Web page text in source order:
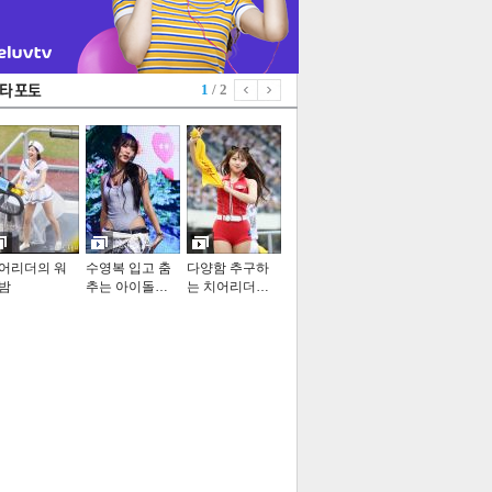
1 / 2
리더의 워
수영복 입고 춤
추는 아이돌…
다양함 추구하
는 치어리더…